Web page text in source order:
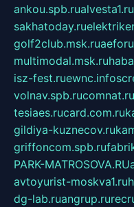
ankou.spb.rualvesta1.ru
sakhatoday.ru
golf2club.msk.ru
multimodal.msk.ru
isz-fest.ruewnc.info
volnav.spb.rucomnat.ru
tesiaes.rucard.com.ru
gildiya-kuznecov.ru
griffoncom.spb.ru
PARK-MATROSOVA.RU
avtoyurist-moskva1.ru
dg-lab.ruangrup.ru